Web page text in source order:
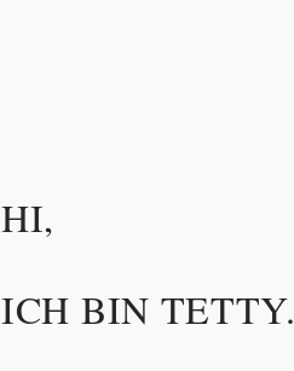
HI,
ICH BIN TETTY.